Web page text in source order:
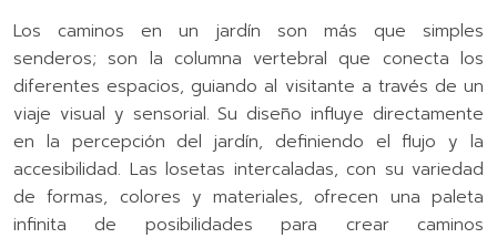
Los caminos en un jardín son más que simples
senderos; son la columna vertebral que conecta los
diferentes espacios, guiando al visitante a través de un
viaje visual y sensorial. Su diseño influye directamente
en la percepción del jardín, definiendo el flujo y la
accesibilidad. Las losetas intercaladas, con su variedad
de formas, colores y materiales, ofrecen una paleta
infinita de posibilidades para crear caminos